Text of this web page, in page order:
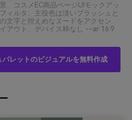
、コスメEC商品ページUIモックアッ
ィルタ、主役色は淡いブラッシュと
文字と控えめなヌードをアクセン
アウト、デバイス枠なし --ar 16:9
レットのビジュアルを無料作成